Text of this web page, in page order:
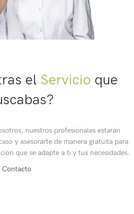
el Servicio que
nuestros profesionales estarán
y asesorarte de manera gratuita para
que se adapte a ti y tus necesidades.
Contacto